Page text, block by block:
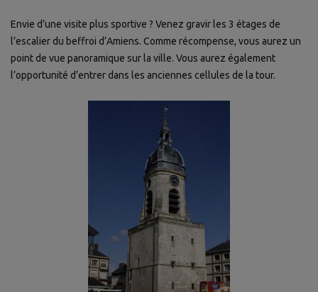
Envie d’une visite plus sportive ? Venez gravir les 3 étages de
l’escalier du beffroi d’Amiens. Comme récompense, vous aurez un
point de vue panoramique sur la ville. Vous aurez également
l’opportunité d’entrer dans les anciennes cellules de la tour.